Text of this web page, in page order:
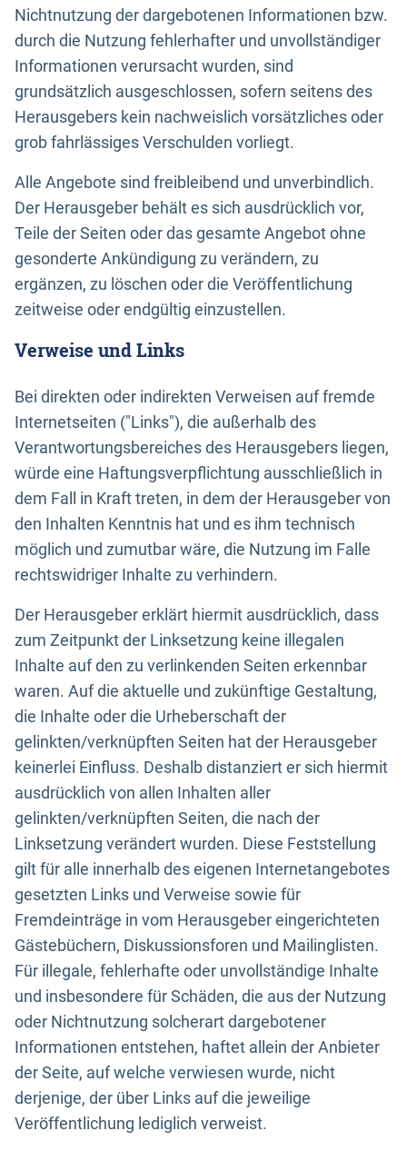
Nichtnutzung der dargebotenen Informationen bzw.
durch die Nutzung fehlerhafter und unvollständiger
Informationen verursacht wurden, sind
grundsätzlich ausgeschlossen, sofern seitens des
Herausgebers kein nachweislich vorsätzliches oder
grob fahrlässiges Verschulden vorliegt.
Alle Angebote sind freibleibend und unverbindlich.
Der Herausgeber behält es sich ausdrücklich vor,
Teile der Seiten oder das gesamte Angebot ohne
gesonderte Ankündigung zu verändern, zu
ergänzen, zu löschen oder die Veröffentlichung
zeitweise oder endgültig einzustellen.
Verweise und Links
Bei direkten oder indirekten Verweisen auf fremde
Internetseiten ("Links"), die außerhalb des
Verantwortungsbereiches des Herausgebers liegen,
würde eine Haftungsverpflichtung ausschließlich in
dem Fall in Kraft treten, in dem der Herausgeber von
den Inhalten Kenntnis hat und es ihm technisch
möglich und zumutbar wäre, die Nutzung im Falle
rechtswidriger Inhalte zu verhindern.
Der Herausgeber erklärt hiermit ausdrücklich, dass
zum Zeitpunkt der Linksetzung keine illegalen
Inhalte auf den zu verlinkenden Seiten erkennbar
waren. Auf die aktuelle und zukünftige Gestaltung,
die Inhalte oder die Urheberschaft der
gelinkten/verknüpften Seiten hat der Herausgeber
keinerlei Einfluss. Deshalb distanziert er sich hiermit
ausdrücklich von allen Inhalten aller
gelinkten/verknüpften Seiten, die nach der
Linksetzung verändert wurden. Diese Feststellung
gilt für alle innerhalb des eigenen Internetangebotes
gesetzten Links und Verweise sowie für
Fremdeinträge in vom Herausgeber eingerichteten
Gästebüchern, Diskussionsforen und Mailinglisten.
Für illegale, fehlerhafte oder unvollständige Inhalte
und insbesondere für Schäden, die aus der Nutzung
oder Nichtnutzung solcherart dargebotener
Informationen entstehen, haftet allein der Anbieter
der Seite, auf welche verwiesen wurde, nicht
derjenige, der über Links auf die jeweilige
Veröffentlichung lediglich verweist.